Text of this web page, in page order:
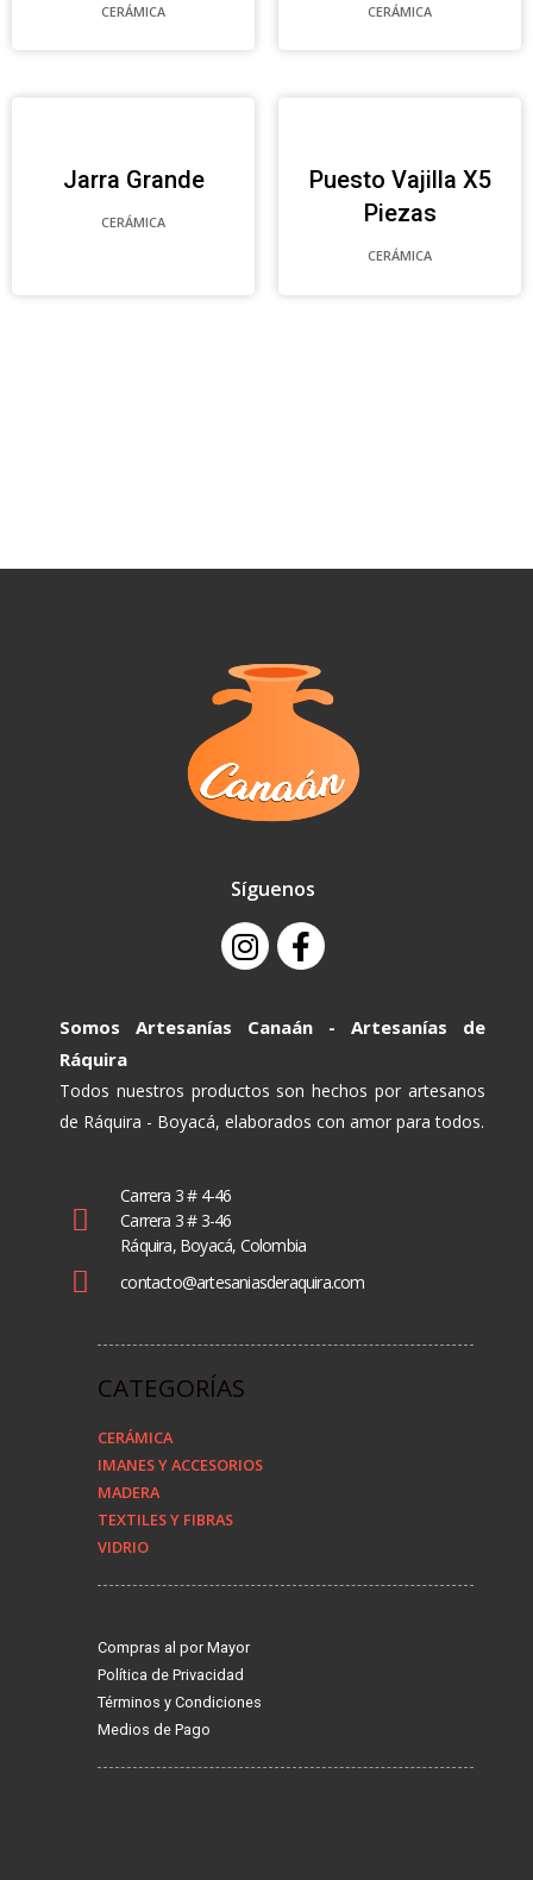
CERÁMICA CERÁMICA
Jarra Grande
CERÁMICA
Puesto Vajilla X5
Piezas
CERÁMICA
Síguenos
Somos Artesanías Canaán - Artesanías de
Ráquira
Todos nuestros productos son hechos por artesanos
de Ráquira - Boyacá, elaborados con amor para todos.
Carrera 3 # 4-46
Carrera 3 # 3-46
Ráquira, Boyacá, Colombia
contacto@artesaniasderaquira.com
CATEGORÍAS
CERÁMICA
IMANES Y ACCESORIOS
MADERA
TEXTILES Y FIBRAS
VIDRIO
Compras al por Mayor
Política de Privacidad
Términos y Condiciones
Medios de Pago